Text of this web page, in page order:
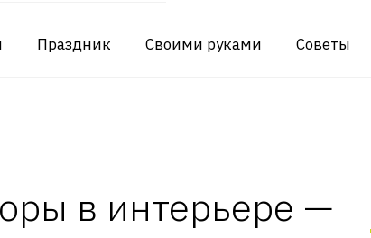
Праздник Своими руками Советы
в интерьере —